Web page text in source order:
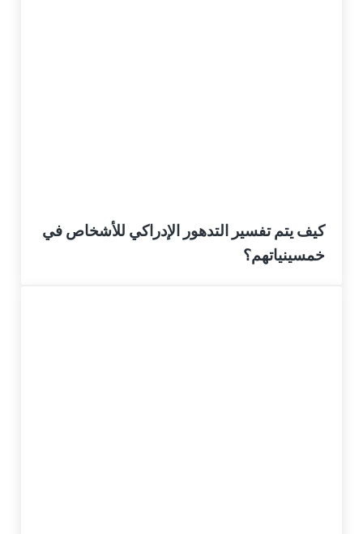
كيف يتم تفسير التدهور الإدراكي للأشخاص في
خمسينياتهم؟